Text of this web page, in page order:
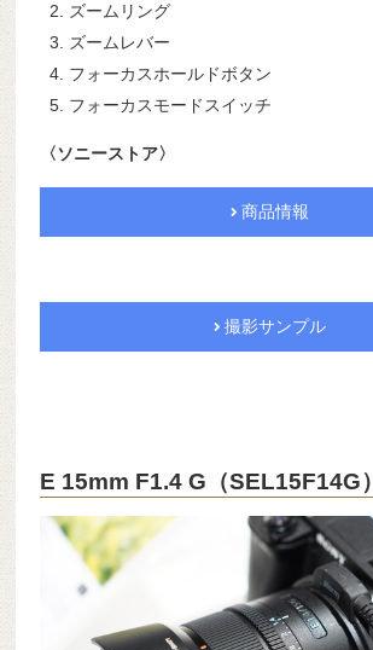
ズームリング
ズームレバー
フォーカスホールドボタン
フォーカスモードスイッチ
〈ソニーストア〉
商品情報
撮影サンプル
E 15mm F1.4 G（SEL15F14G）